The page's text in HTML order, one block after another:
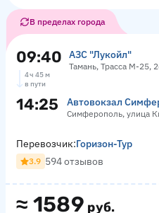
В пределах города
09:40 АЗС "Лукойл"
Тамань, Трасса М-25,
4 ч 45 м
в пути
14:25 Автовокзал
Симферополь, улица
≈ 1589 руб.
Перевозчик:Горизон-Тур
3.9 594 отзывов